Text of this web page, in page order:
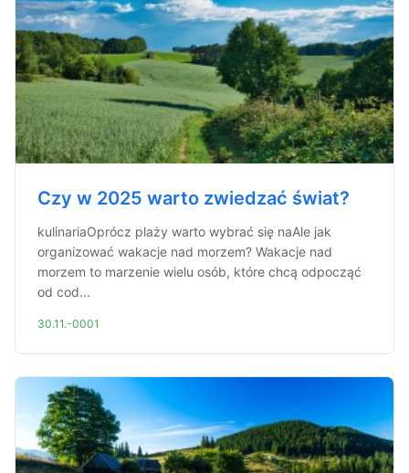
Czy w 2025 warto zwiedzać świat?
kulinariaOprócz plaży warto wybrać się naAle jak
organizować wakacje nad morzem? Wakacje nad
morzem to marzenie wielu osób, które chcą odpocząć
od cod...
30.11.-0001